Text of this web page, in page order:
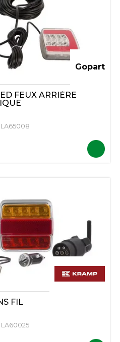
FEUX ARRIÈRE
LA65008
Gopart
FIL
LA60025